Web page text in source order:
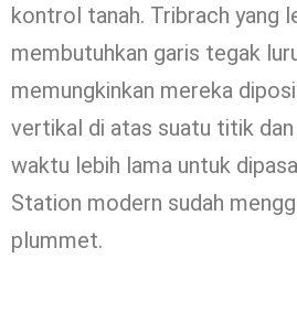
kontrol tanah. Tribrach yang
membutuhkan garis tegak
memungkinkan mereka
vertikal di atas suatu titik
waktu lebih lama untuk
Station modern sudah
plummet.